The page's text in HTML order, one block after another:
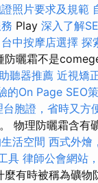
照片要求及規範
Play 深入了解
台中按摩店選擇 探
防曬霜不是
聽器推薦 近視矯
的On Page SEO
胞證，省時又方
物理防曬霜含有
活空間 西式外燴
具 律師公會網站
麼有時被稱為礦物